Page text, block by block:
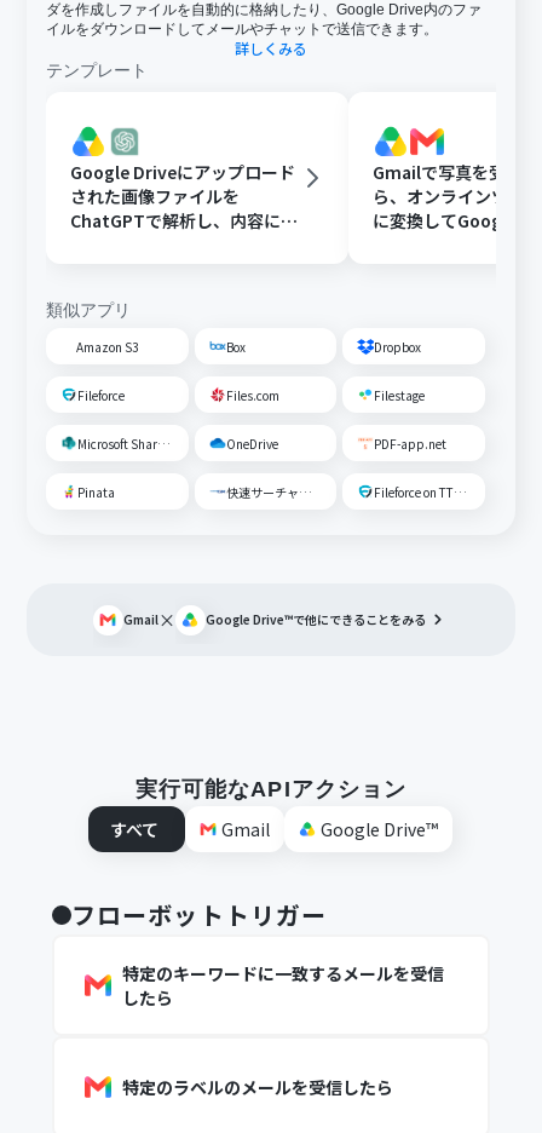
ダを作成しファイルを自動的に格納したり、Google Drive内のファ
イルをダウンロードしてメールやチャットで送信できます。
詳しくみる
テンプレート
Google Driveにアップロード
された画像ファイルを
ChatGPTで解析し、内容に応
Gmailで写真を受け
ら、オンラインツー
に変換してGoogle
類似アプリ
Amazon S3 Box Dropbox
Fileforce Files.com Filestage
Microsoft SharePoint OneDrive PDF-app.net
Pinata 快速サーチャーGX Fileforce on TTS Cloud
Gmail× Google Drive™で他にできることをみる
実行可能なAPIアクション
すべて
Gmail Google Drive™
フローボットトリガー
特定のキーワードに一致するメールを受信
したら
特定のラベルのメールを受信したら